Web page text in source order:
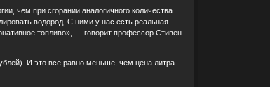
чем при сгорании аналогичного количества
водород. С ними у нас есть реальная
топливо», — говорит профессор Стивен
И это все равно меньше, чем цена литра